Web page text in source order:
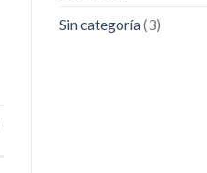
Sin categoría(3)